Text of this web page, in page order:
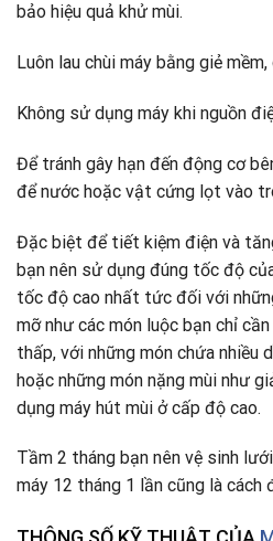
bảo hiệu quả khử mùi.
Luôn lau chùi máy bằng giẻ
Không sử dụng máy khi nguồn
Để tránh gây hạn đến động cơ
để nước hoặc vật cứng lọt vào
Đặc biệt để tiết kiệm điện và
bạn nên sử dụng đúng tốc độ
tốc độ cao nhất tức đối với
mỡ như các món luộc bạn chỉ
thấp, với những món chứa nhiều
hoặc những món nặng mùi như
dụng máy hút mùi ở cấp độ cao.
Tầm 2 tháng bạn nên vệ sinh
máy 12 tháng 1 lần cũng là